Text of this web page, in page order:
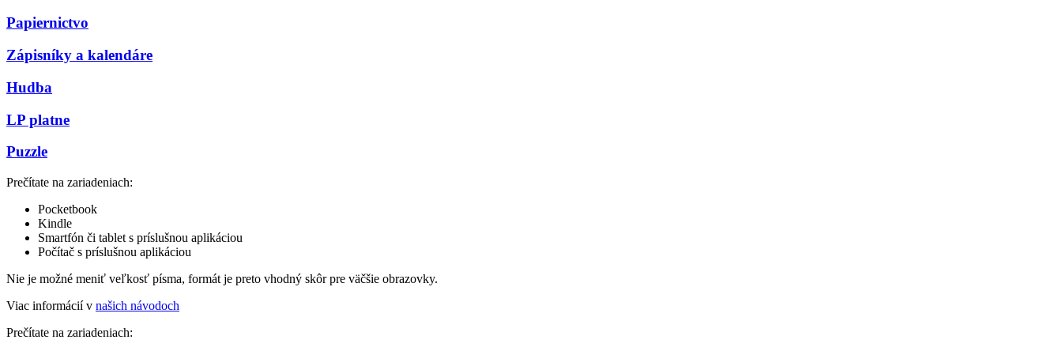
Papiernictvo
Zápisníky a kalendáre
Hudba
LP platne
Puzzle
Prečítate na zariadeniach:
Pocketbook
Kindle
Smartfón či tablet s príslušnou aplikáciou
Počítač s príslušnou aplikáciou
Nie je možné meniť veľkosť písma, formát je preto vhodný skôr pre väčšie obrazovky.
Viac informácií v našich návodoch
Prečítate na zariadeniach: